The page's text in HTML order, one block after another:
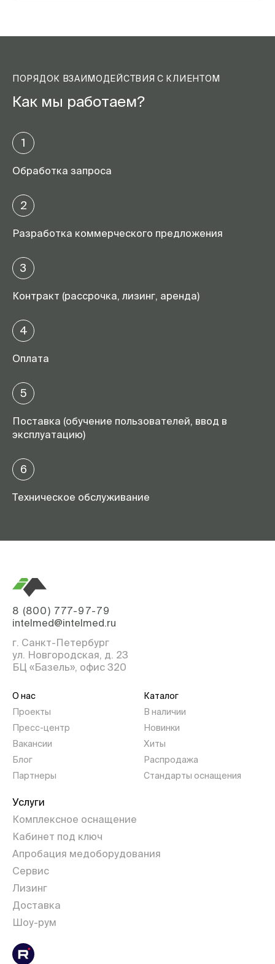
ПОРЯДОК ВЗАИМОДЕЙСТВИЯ С КЛИЕНТОМ
Как мы работаем?
1
Обработка запроса
2
Разработка коммерческого предложения
3
Контракт (рассрочка, лизинг, аренда)
4
Оплата
5
Поставка (обучение пользователей, ввод в
эксплуатацию)
6
Техническое обслуживание
8 (800) 777-97-79
intelmed@intelmed.ru
г. Санкт-Петербург
ул. Новгородская, д. 23
БЦ «Базель», офис 320
О нас
Проекты
Пресс-центр
Вакансии
Блог
Партнеры
Каталог
В наличии
Новинки
Хиты
Распродажа
Стандарты оснащения
Услуги
Комплексное оснащение
Кабинет под ключ
Апробация медоборудования
Сервис
Лизинг
Доставка
Шоу-рум